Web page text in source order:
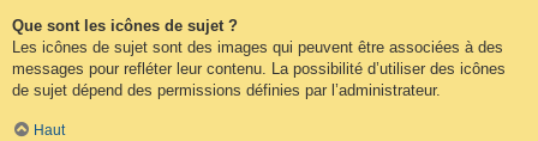
Que sont les icônes de sujet ?
Les icônes de sujet sont des images qui peuvent être associées à des
messages pour refléter leur contenu. La possibilité d’utiliser des icônes
de sujet dépend des permissions définies par l’administrateur.
Haut